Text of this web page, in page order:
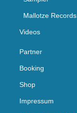
Mallotze Records
Videos
Partner
Booking
Shop
Impressum